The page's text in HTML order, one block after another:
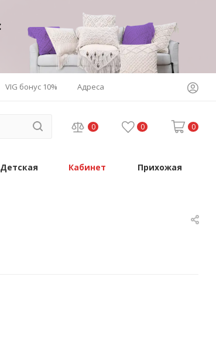
VIG бонус 10% Адреса
0 0 0
Детская Кабинет Прихожая